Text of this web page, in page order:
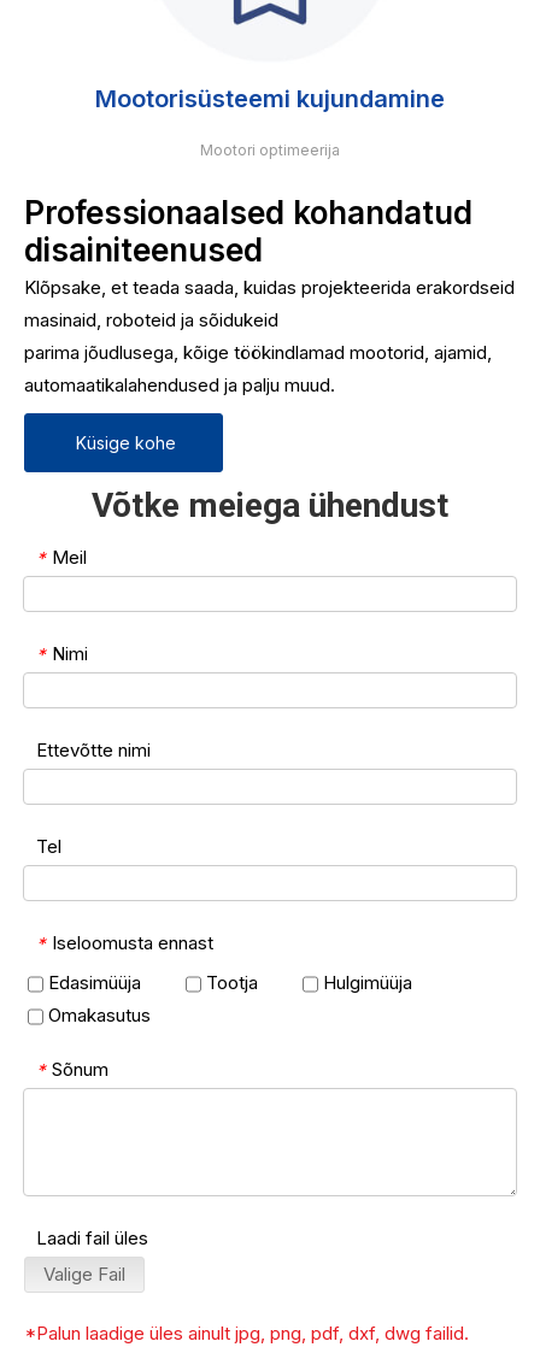
Mootorisüsteemi kujundamine
Mootori optimeerija
Professionaalsed kohandatud
disainiteenused
Klõpsake, et teada saada, kuidas projekteerida erakordseid
masinaid, roboteid ja sõidukeid
parima jõudlusega, kõige töökindlamad mootorid, ajamid,
automaatikalahendused ja palju muud.
Küsige kohe
Võtke meiega ühendust
* Meil
* Nimi
Ettevõtte nimi
Tel
* Iseloomusta ennast
Edasimüüja
Tootja
Hulgimüüja
Omakasutus
* Sõnum
Laadi fail üles
Valige Fail
*Palun laadige üles ainult jpg, png, pdf, dxf, dwg failid.